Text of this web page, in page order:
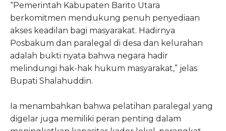
“Pemerintah Kabupaten Barito Utara
berkomitmen mendukung penuh penyediaan
akses keadilan bagi masyarakat. Hadirnya
Posbakum dan paralegal di desa dan kelurahan
adalah bukti nyata bahwa negara hadir
melindungi hak-hak hukum masyarakat,” jelas
Bupati Shalahuddin.
Ia menambahkan bahwa pelatihan paralegal yang
digelar juga memiliki peran penting dalam